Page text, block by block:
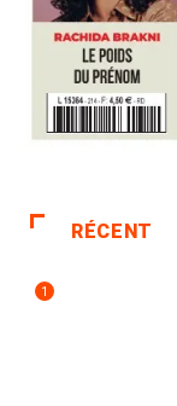
RÉCENT
1